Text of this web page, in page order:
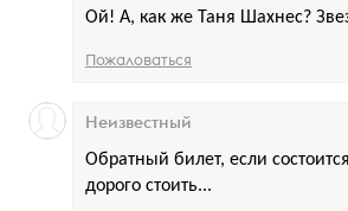
Ой! А, как же Таня Шахнес?
Пожаловаться
Обратный билет, если
дорого стоить...
Неизвестный